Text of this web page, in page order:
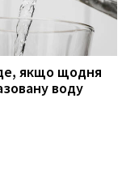
якщо щодня
воду